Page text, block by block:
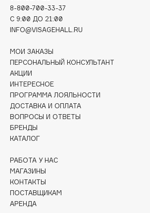
Deonica
Dessange
Dior
Divage
Dolce & Gabbana
Dolomit
DP Daily Perfection
Dr. Vranjes Firenze
Dr.Althea
Dr.Jart+
DSD de Luxe
Dyson
8-800-700-33-37
C 9:00 ДО 21:00
INFO@VISAGEHALL.RU
МОИ ЗАКАЗЫ
ПЕРСОНАЛЬНЫЙ КОНСУЛЬТАНТ
АКЦИИ
ИНТЕРЕСНОЕ
ПРОГРАММА ЛОЯЛЬНОСТИ
ДОСТАВКА И ОПЛАТА
ВОПРОСЫ И ОТВЕТЫ
БРЕНДЫ
КАТАЛОГ
РАБОТА У НАС
МАГАЗИНЫ
КОНТАКТЫ
ПОСТАВЩИКАМ
АРЕНДА